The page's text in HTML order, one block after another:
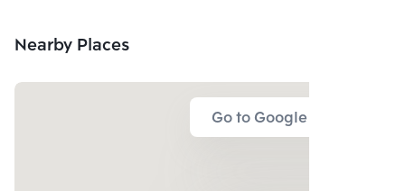
Nearby Places
Go to Google Map